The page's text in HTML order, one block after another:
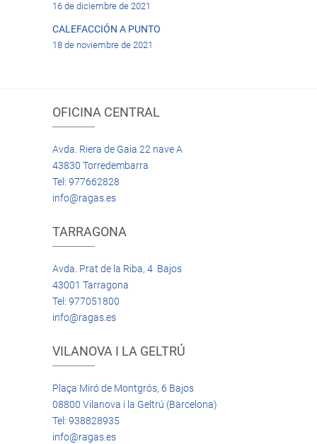
16 de diciembre de 2021
CALEFACCIÓN A PUNTO
18 de noviembre de 2021
OFICINA CENTRAL
Avda. Riera de Gaia 22 nave A
43830 Torredembarra
Tel: 977662828
info@ragas.es
TARRAGONA
Avda. Prat de la Riba, 4 Bajos
43001 Tarragona
Tel: 977051800
info@ragas.es
VILANOVA I LA GELTRÚ
Plaça Miró de Montgrós, 6 Bajos
08800 Vilanova i la Geltrú (Barcelona)
Tel: 938828935
info@ragas.es